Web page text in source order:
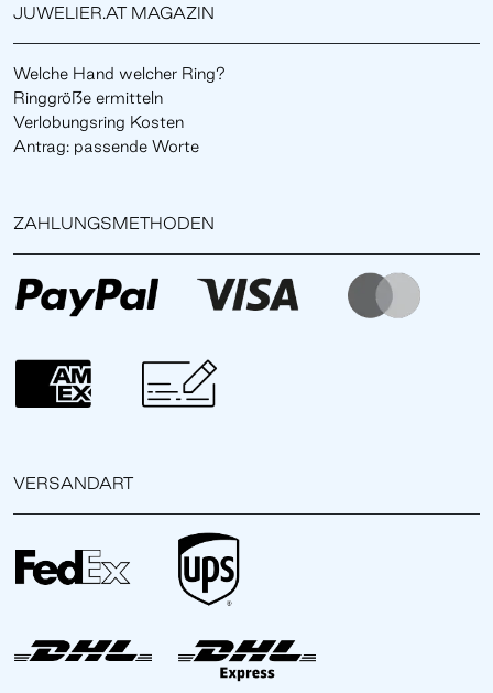
JUWELIER.AT MAGAZIN
Welche Hand welcher Ring?
Ringgröße ermitteln
Verlobungsring Kosten
Antrag: passende Worte
ZAHLUNGSMETHODEN
VERSANDART